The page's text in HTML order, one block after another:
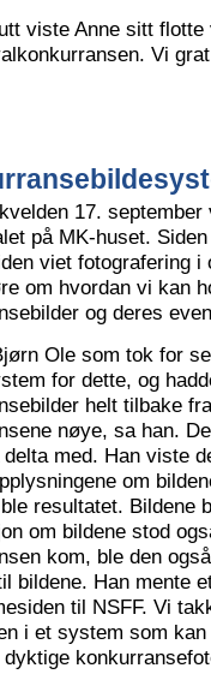
viste Anne sitt flotte
Vi
17.
på MK-huset.
viet fotografering
om hvordan vi kan
og deres
Ole som tok for
for dette, og
helt tilbake
nøye, sa han.
delta med. Han viste
om
resultatet. Bildene
om bildene stod
kom, ble den
bildene. Han mente
til NSFF. Vi
i et system som
dyktige